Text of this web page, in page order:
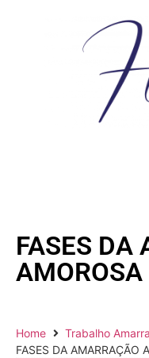
FASES DA
Home
Trabalho
FASES DA AMARRAÇÃO